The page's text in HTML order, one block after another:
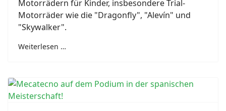
Motorrädern für Kinder, insbesondere Trial-
Motorräder wie die "Dragonfly", "Alevín" und
"Skywalker".
Weiterlesen …